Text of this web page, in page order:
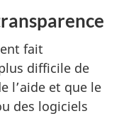
fait
difficile de
l’aide et que le
des logiciels